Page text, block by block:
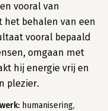
vooral van
het behalen van een
vooral bepaald
omgaan met
hij energie vrij en
plezier.
humanisering,